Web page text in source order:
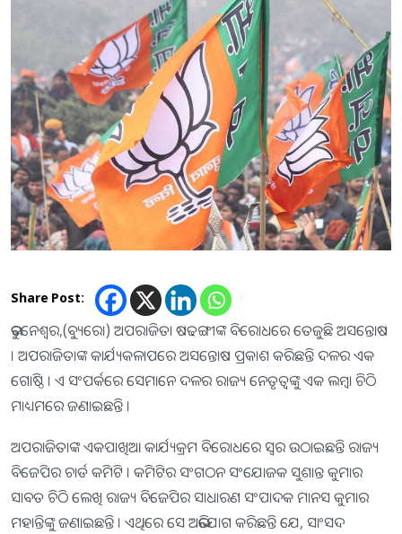
Share Post:
ଭୁବନେଶ୍ୱର,(ବ୍ୟୁରୋ) ଅପରାଜିତା ଷଢଙ୍ଗୀଙ୍କ ବିରୋଧରେ ତେଜୁଛି ଅସନ୍ତୋଷ
। ଅପରାଜିତାଙ୍କ କାର୍ଯ୍ୟକଳାପରେ ଅସନ୍ତୋଷ ପ୍ରକାଶ କରିଛନ୍ତି ଦଳର ଏକ
ଗୋଷ୍ଠି । ଏ ସଂପର୍କରେ ସେମାନେ ଦଳର ରାଜ୍ୟ ନେତୃତ୍ବଙ୍କୁ ଏକ ଲମ୍ବା ଚିଠି
ମାଧ୍ୟମରେ ଜଣାଇଛନ୍ତି ।
ଅପରାଜିତାଙ୍କ ଏକପାଖିଆ କାର୍ଯ୍ୟକ୍ରମ ବିରୋଧରେ ସ୍ବର ଉଠାଇଛନ୍ତି ରାଜ୍ୟ
ବିଜେପିର ଚାର୍ଡ କମିଟି । କମିଟିର ସଂଗଠନ ସଂଯୋଜକ ସୁଶାନ୍ତ କୁମାର
ସାବତ ଚିଠି ଲେଖି ରାଜ୍ୟ ବିଜେପିର ସାଧାରଣ ସଂପାଦକ ମାନସ କୁମାର
ମହାନ୍ତିଙ୍କୁ ଜଣାଇଛନ୍ତି । ଏଥିରେ ସେ ଅଭିଯୋଗ କରିଛନ୍ତି ଯେ, ସାଂସଦ